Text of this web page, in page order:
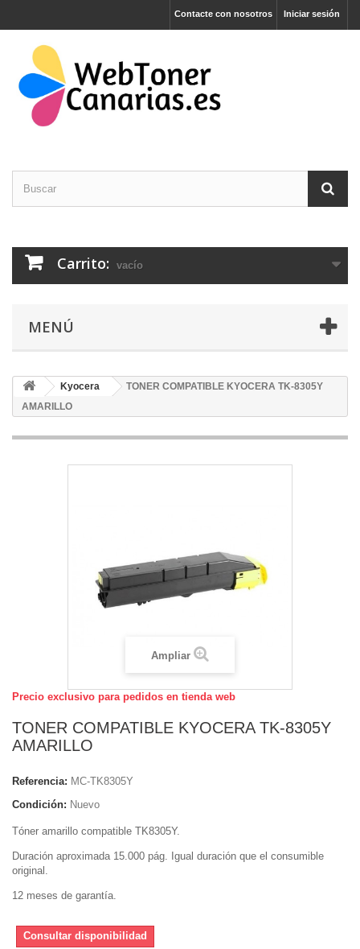
Iniciar sesión
Contacte con nosotros
Carrito: vacío
MENÚ
Kyocera
TONER COMPATIBLE KYOCERA TK-8305Y
AMARILLO
Ampliar
Precio exclusivo para pedidos en tienda web
TONER COMPATIBLE KYOCERA TK-8305Y
AMARILLO
Referencia: MC-TK8305Y
Condición: Nuevo
Tóner amarillo compatible TK8305Y.
Duración aproximada 15.000 pág. Igual duración que el consumible
original.
12 meses de garantía.
Consultar disponibilidad